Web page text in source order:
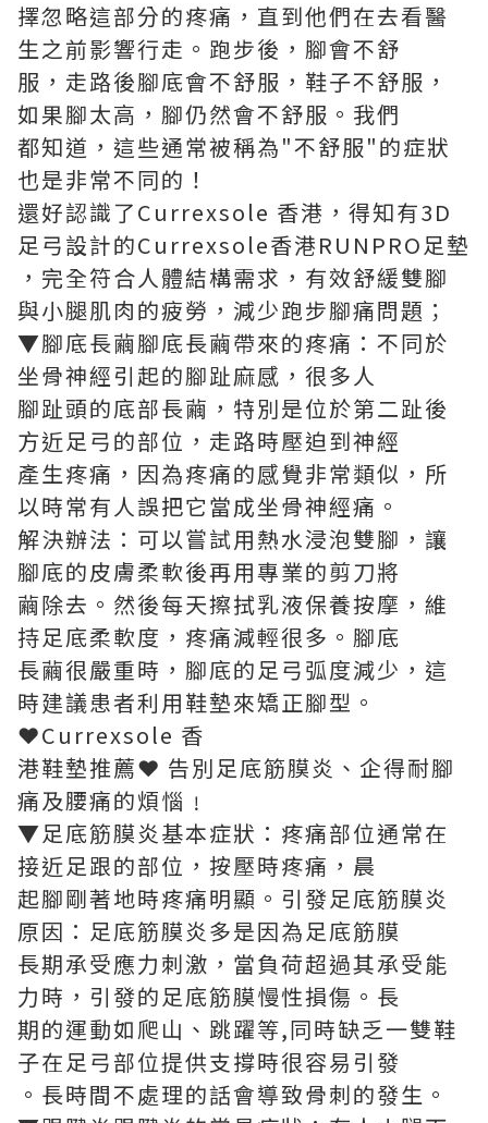
擇忽略這部分的疼痛，直到他們在去看醫
生之前影響行走。跑步後，腳會不舒
服，走路後腳底會不舒服，鞋子不舒服，
如果腳太高，腳仍然會不舒服。我們
都知道，這些通常被稱為"不舒服"的症狀
也是非常不同的！
還好認識了Currexsole 香港，得知有3D
足弓設計的Currexsole香港RUNPRO足墊
，完全符合人體結構需求，有效舒緩雙腳
與小腿肌肉的疲勞，減少跑步腳痛問題；
▼腳底長繭腳底長繭帶來的疼痛：不同於
坐骨神經引起的腳趾麻感，很多人
腳趾頭的底部長繭，特別是位於第二趾後
方近足弓的部位，走路時壓迫到神經
產生疼痛，因為疼痛的感覺非常類似，所
以時常有人誤把它當成坐骨神經痛。
解決辦法：可以嘗試用熱水浸泡雙腳，讓
腳底的皮膚柔軟後再用專業的剪刀將
繭除去。然後每天擦拭乳液保養按摩，維
持足底柔軟度，疼痛減輕很多。腳底
長繭很嚴重時，腳底的足弓弧度減少，這
時建議患者利用鞋墊來矯正腳型。
❤Currexsole 香
港鞋墊推薦❤ 告別足底筋膜炎、企得耐腳
痛及腰痛的煩惱﹗
▼足底筋膜炎基本症狀：疼痛部位通常在
接近足跟的部位，按壓時疼痛，晨
起腳剛著地時疼痛明顯。引發足底筋膜炎
原因：足底筋膜炎多是因為足底筋膜
長期承受應力刺激，當負荷超過其承受能
力時，引發的足底筋膜慢性損傷。長
期的運動如爬山、跳躍等,同時缺乏一雙鞋
子在足弓部位提供支撐時很容易引發
。長時間不處理的話會導致骨刺的發生。